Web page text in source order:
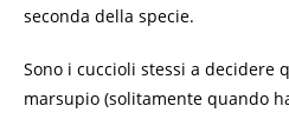
seconda della specie.
Sono i cuccioli stessi a decidere
marsupio (solitamente quando